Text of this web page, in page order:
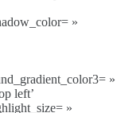
»
»
left’
»